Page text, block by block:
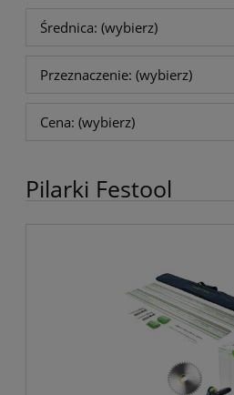
Średnica: (wybierz)
Przeznaczenie: (wybierz)
Cena: (wybierz)
Pilarki Festool